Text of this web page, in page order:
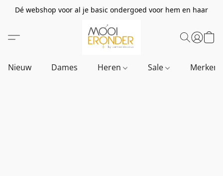
Dé webshop voor al je basic ondergoed voor hem en haar
Nieuw Dames Heren Sale Merken